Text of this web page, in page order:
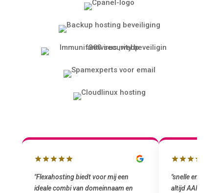
"snelle en vriendelijke service. staat
altijd AAN (: fijne prijzen vergeleken
"Top service. Ik
het installeren